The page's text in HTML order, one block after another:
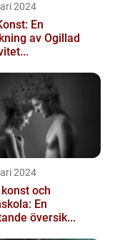
2024
En
av Ogillad
2024
och
En
översik...